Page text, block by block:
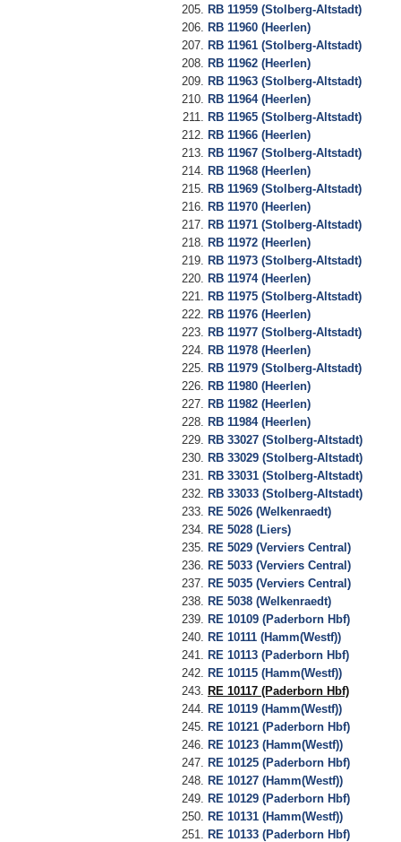
RB 11959 (Stolberg-Altstadt)
RB 11960 (Heerlen)
RB 11961 (Stolberg-Altstadt)
RB 11962 (Heerlen)
RB 11963 (Stolberg-Altstadt)
RB 11964 (Heerlen)
RB 11965 (Stolberg-Altstadt)
RB 11966 (Heerlen)
RB 11967 (Stolberg-Altstadt)
RB 11968 (Heerlen)
RB 11969 (Stolberg-Altstadt)
RB 11970 (Heerlen)
RB 11971 (Stolberg-Altstadt)
RB 11972 (Heerlen)
RB 11973 (Stolberg-Altstadt)
RB 11974 (Heerlen)
RB 11975 (Stolberg-Altstadt)
RB 11976 (Heerlen)
RB 11977 (Stolberg-Altstadt)
RB 11978 (Heerlen)
RB 11979 (Stolberg-Altstadt)
RB 11980 (Heerlen)
RB 11982 (Heerlen)
RB 11984 (Heerlen)
RB 33027 (Stolberg-Altstadt)
RB 33029 (Stolberg-Altstadt)
RB 33031 (Stolberg-Altstadt)
RB 33033 (Stolberg-Altstadt)
RE 5026 (Welkenraedt)
RE 5028 (Liers)
RE 5029 (Verviers Central)
RE 5033 (Verviers Central)
RE 5035 (Verviers Central)
RE 5038 (Welkenraedt)
RE 10109 (Paderborn Hbf)
RE 10111 (Hamm(Westf))
RE 10113 (Paderborn Hbf)
RE 10115 (Hamm(Westf))
RE 10117 (Paderborn Hbf)
RE 10119 (Hamm(Westf))
RE 10121 (Paderborn Hbf)
RE 10123 (Hamm(Westf))
RE 10125 (Paderborn Hbf)
RE 10127 (Hamm(Westf))
RE 10129 (Paderborn Hbf)
RE 10131 (Hamm(Westf))
RE 10133 (Paderborn Hbf)